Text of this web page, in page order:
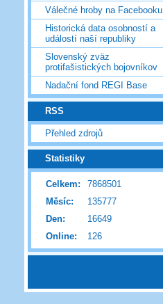
Válečné hroby na Facebooku
Historická data osobností a
událostí naší republiky
Slovenský zväz
protifašistických bojovníkov
Nadační fond REGI Base
RSS
Přehled zdrojů
Statistiky
Online: 126
Celkem:
7868501
Měsíc:
135777
Den:
16649